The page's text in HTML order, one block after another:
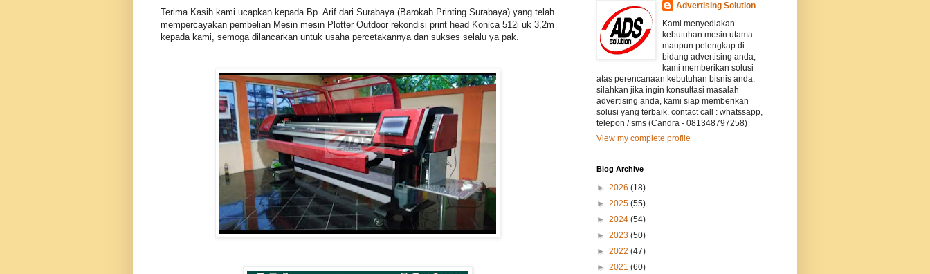
Terima Kasih kami ucapkan kepada Bp. Arif dari Surabaya (Barokah Printing Surabaya) yang telah
mempercayakan pembelian Mesin mesin Plotter Outdoor rekondisi print head Konica 512i uk 3,2m
kepada kami, semoga dilancarkan untuk usaha percetakannya dan sukses selalu ya pak.
Advertising Solution
Kami menyediakan
kebutuhan mesin utama
maupun pelengkap di
bidang advertising anda,
kami memberikan solusi
atas perencanaan kebutuhan bisnis anda,
silahkan jika ingin konsultasi masalah
advertising anda, kami siap memberikan
solusi yang terbaik. contact call : whatssapp,
telepon / sms (Candra - 081348797258)
View my complete profile
Blog Archive
► 2026 (18)
► 2025 (55)
► 2024 (54)
► 2023 (50)
► 2022 (47)
► 2021 (60)